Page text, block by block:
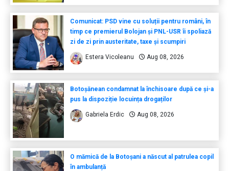
Comunicat: PSD vine cu soluții pentru români, în
timp ce premierul Bolojan și PNL-USR îi spoliază
zi de zi prin austeritate, taxe și scumpiri
Estera Vicoleanu Aug 08, 2026
Botoșănean condamnat la închisoare după ce și-a
pus la dispoziție locuința drogaților
Gabriela Erdic Aug 08, 2026
O mămică de la Botoșani a născut al patrulea copil
în ambulanță